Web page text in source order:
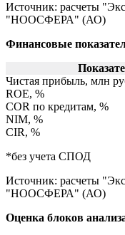
Источник: расчеты
"НООСФЕРА" (АО)
Финансовые
Чистая прибыль, млн
ROE, %
COR по кредитам, %
NIM, %
CIR, %
*без учета СПОД
Источник: расчеты
"НООСФЕРА" (АО)
Оценка блоков